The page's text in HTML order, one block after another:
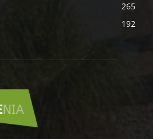
265
192